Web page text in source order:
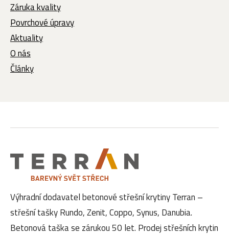
Záruka kvality
Povrchové úpravy
Aktuality
O nás
Články
Výhradní dodavatel betonové střešní krytiny Terran –
střešní tašky Rundo, Zenit, Coppo, Synus, Danubia.
Betonová taška se zárukou 50 let. Prodej střešních krytin